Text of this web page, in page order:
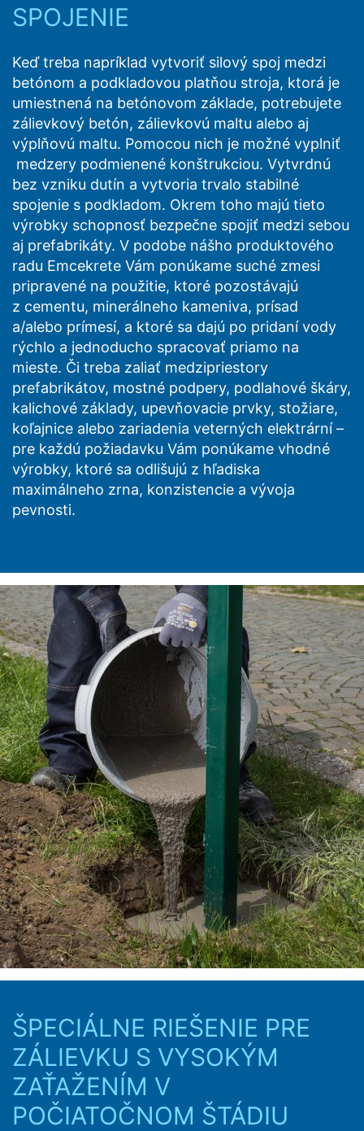
SPOJENIE
Keď treba napríklad vytvoriť silový spoj medzi
betónom a podkladovou platňou stroja, ktorá je
umiestnená na betónovom základe, potrebujete
zálievkový betón, zálievkovú maltu alebo aj
výplňovú maltu. Pomocou nich je možné vyplniť
medzery podmienené konštrukciou. Vytvrdnú
bez vzniku dutín a vytvoria trvalo stabilné
spojenie s podkladom. Okrem toho majú tieto
výrobky schopnosť bezpečne spojiť medzi sebou
aj prefabrikáty. V podobe nášho produktového
radu Emcekrete Vám ponúkame suché zmesi
pripravené na použitie, ktoré pozostávajú
z cementu, minerálneho kameniva, prísad
a/alebo prímesí, a ktoré sa dajú po pridaní vody
rýchlo a jednoducho spracovať priamo na
mieste. Či treba zaliať medzipriestory
prefabrikátov, mostné podpery, podlahové škáry,
kalichové základy, upevňovacie prvky, stožiare,
koľajnice alebo zariadenia veterných elektrární –
pre každú požiadavku Vám ponúkame vhodné
výrobky, ktoré sa odlišujú z hľadiska
maximálneho zrna, konzistencie a vývoja
pevnosti.
ŠPECIÁLNE RIEŠENIE PRE
ZÁLIEVKU S VYSOKÝM
ZAŤAŽENÍM V
POČIATOČNOM ŠTÁDIU
ochrany údajov je krajinská zmocnenkyňa pre ochranu
údajov a informačnú slobodu Severného Porýnia-
Právo na prenosnosť údajov
Prislúcha Vám právo, nechať vydať sebe alebo tretej
osobe, v bežnom, strojovo čitateľnom formáte, údaje,
ktoré na základe Vášho súhlasu alebo v rámci plnenia
zmluvy spracovávame v automatizovanej podobe. Keď
požadujete priamy prevod údajov na inú zodpovednú
osobu, stane sa tak len v tom prípade, ak je to
technicky možné.
Právo na informácie, opravu, zmazanie, zablokovanie
Podľa čl. 15 DSGVO - Základného nariadenia o ochrane
údajov máte kedykoľvek právo požiadať MC-
Bauchemie o rozsiahle poskytnutie informácií uložených
k Vašej osobe. Podľa čl. 17 DSGVO - Základného
nariadenia o ochrane údajov môžete od nás kedykoľvek
vyžadovať opravu, vymazanie a zablokovanie
jednotlivých osobných údajov.